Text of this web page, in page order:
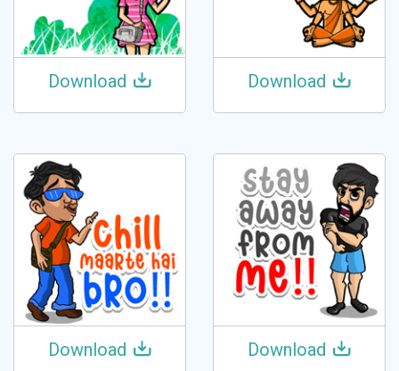
Download Download
Download Download